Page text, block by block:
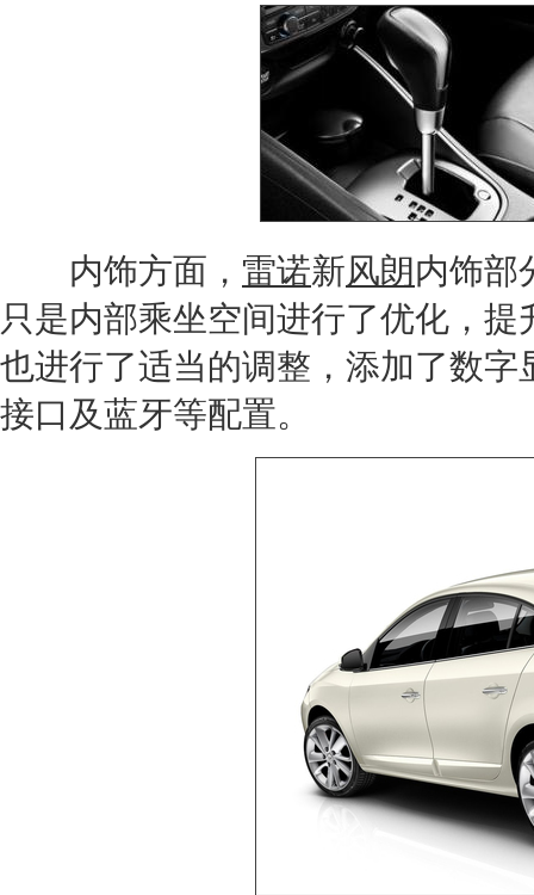
内饰方面， 雷诺新风朗内饰部
只是内部乘坐空间进行了优化，
也进行了适当的调整，添加了数
接口及蓝牙等配置。